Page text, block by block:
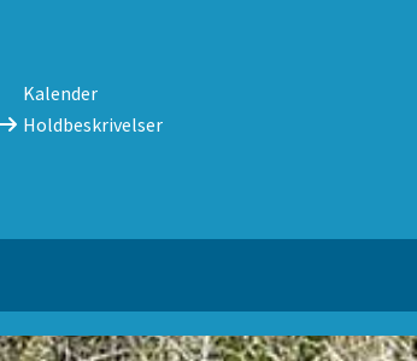
Kalender
Holdbeskrivelser